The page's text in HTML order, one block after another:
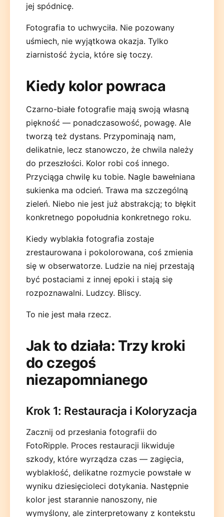
jej spódnicę.
Fotografia to uchwyciła. Nie pozowany
uśmiech, nie wyjątkowa okazja. Tylko
ziarnistość życia, które się toczy.
Kiedy kolor powraca
Czarno-białe fotografie mają swoją własną
piękność — ponadczasowość, powagę. Ale
tworzą też dystans. Przypominają nam,
delikatnie, lecz stanowczo, że chwila należy
do przeszłości. Kolor robi coś innego.
Przyciąga chwilę ku tobie. Nagle bawełniana
sukienka ma odcień. Trawa ma szczególną
zieleń. Niebo nie jest już abstrakcją; to błękit
konkretnego popołudnia konkretnego roku.
Kiedy wyblakła fotografia zostaje
zrestaurowana i pokolorowana, coś zmienia
się w obserwatorze. Ludzie na niej przestają
być postaciami z innej epoki i stają się
rozpoznawalni. Ludzcy. Bliscy.
To nie jest mała rzecz.
Jak to działa: Trzy kroki
do czegoś
niezapomnianego
Krok 1: Restauracja i Koloryzacja
Zacznij od przesłania fotografii do
FotoRipple. Proces restauracji likwiduje
szkody, które wyrządza czas — zagięcia,
wyblakłość, delikatne rozmycie powstałe w
wyniku dziesięcioleci dotykania. Następnie
kolor jest starannie nanoszony, nie
wymyślony, ale zinterpretowany z kontekstu